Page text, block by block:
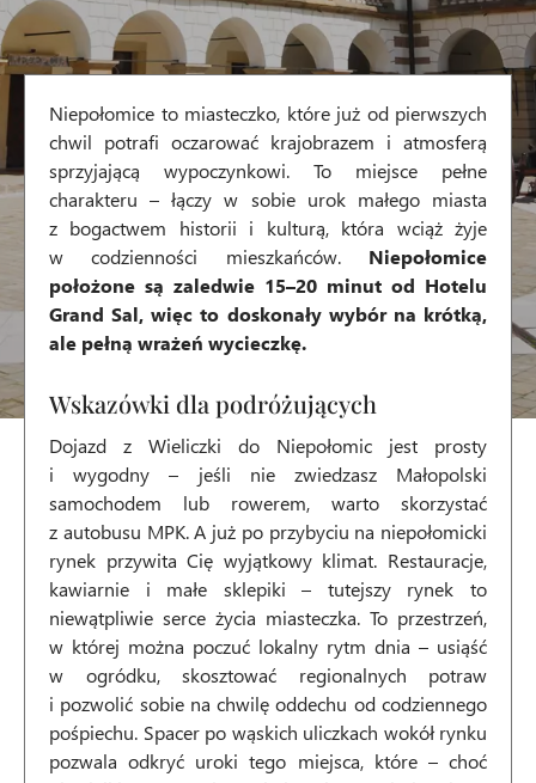
Niepołomice to miasteczko, które już od pierwszych
chwil potrafi oczarować krajobrazem i atmosferą
sprzyjającą wypoczynkowi. To miejsce pełne
charakteru – łączy w sobie urok małego miasta
z bogactwem historii i kulturą, która wciąż żyje
w codzienności mieszkańców. Niepołomice
położone są zaledwie 15–20 minut od Hotelu
Grand Sal, więc to doskonały wybór na krótką,
ale pełną wrażeń wycieczkę.
Wskazówki dla podróżujących
Dojazd z Wieliczki do Niepołomic jest prosty
i wygodny – jeśli nie zwiedzasz Małopolski
samochodem lub rowerem, warto skorzystać
z autobusu MPK. A już po przybyciu na niepołomicki
rynek przywita Cię wyjątkowy klimat. Restauracje,
kawiarnie i małe sklepiki – tutejszy rynek to
niewątpliwie serce życia miasteczka. To przestrzeń,
w której można poczuć lokalny rytm dnia – usiąść
w ogródku, skosztować regionalnych potraw
i pozwolić sobie na chwilę oddechu od codziennego
pośpiechu. Spacer po wąskich uliczkach wokół rynku
pozwala odkryć uroki tego miejsca, które – choć